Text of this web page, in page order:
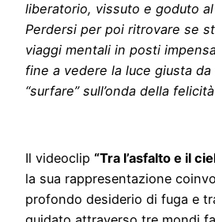
liberatorio, vissuto e goduto al
Perdersi per poi ritrovare se
viaggi mentali in posti
fine a vedere la luce giusta
“surfare” sull’onda della
Il videoclip “Tra l’asfalto e il
la sua rappresentazione
profondo desiderio di fuga e